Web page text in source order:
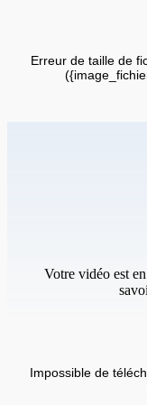
Erreur de taille de
Votre vidéo est
Impossible de